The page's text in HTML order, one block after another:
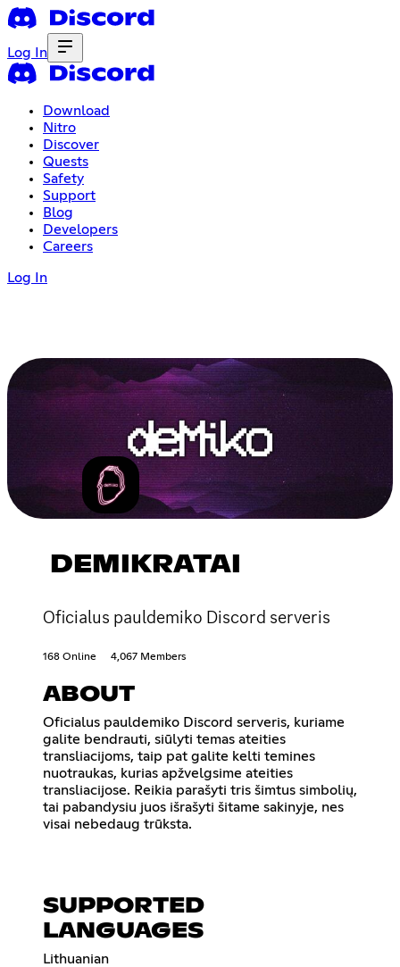
Log In
Download
Nitro
Discover
Quests
Safety
Support
Blog
Developers
Careers
Log In
DEMIKRATAI
Oficialus pauldemiko Discord serveris
168 Online 4,067 Members
ABOUT
Oficialus pauldemiko Discord serveris, kuriame
galite bendrauti, siūlyti temas ateities
transliacijoms, taip pat galite kelti temines
nuotraukas, kurias apžvelgsime ateities
transliacijose. Reikia parašyti tris šimtus simbolių,
tai pabandysiu juos išrašyti šitame sakinyje, nes
visai nebedaug trūksta.
SUPPORTED
LANGUAGES
Lithuanian